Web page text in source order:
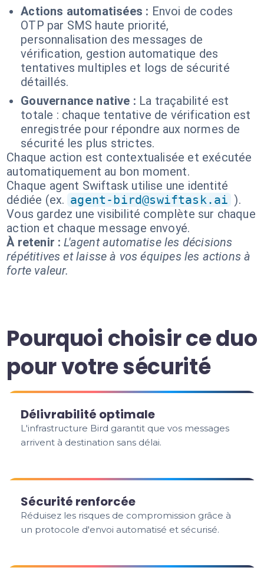
Actions automatisées : Envoi de codes
OTP par SMS haute priorité,
personnalisation des messages de
vérification, gestion automatique des
tentatives multiples et logs de sécurité
détaillés.
Gouvernance native : La traçabilité est
totale : chaque tentative de vérification est
enregistrée pour répondre aux normes de
sécurité les plus strictes.
Chaque action est contextualisée et exécutée
automatiquement au bon moment.
Chaque agent Swiftask utilise une identité
dédiée (ex. agent-bird@swiftask.ai ).
Vous gardez une visibilité complète sur chaque
action et chaque message envoyé.
À retenir : L'agent automatise les décisions
répétitives et laisse à vos équipes les actions à
forte valeur.
Pourquoi choisir ce duo
pour votre sécurité
Délivrabilité optimale
L'infrastructure Bird garantit que vos messages
arrivent à destination sans délai.
Sécurité renforcée
Réduisez les risques de compromission grâce à
un protocole d'envoi automatisé et sécurisé.